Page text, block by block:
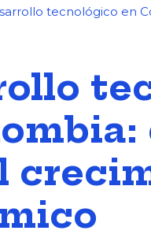
tecnológico en